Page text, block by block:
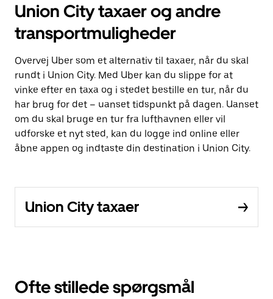
Union City taxaer og andre
transportmuligheder
Overvej Uber som et alternativ til taxaer, når du skal
rundt i Union City. Med Uber kan du slippe for at
vinke efter en taxa og i stedet bestille en tur, når du
har brug for det – uanset tidspunkt på dagen. Uanset
om du skal bruge en tur fra lufthavnen eller vil
udforske et nyt sted, kan du logge ind online eller
åbne appen og indtaste din destination i Union City.
Union City taxaer
Ofte stillede spørgsmål